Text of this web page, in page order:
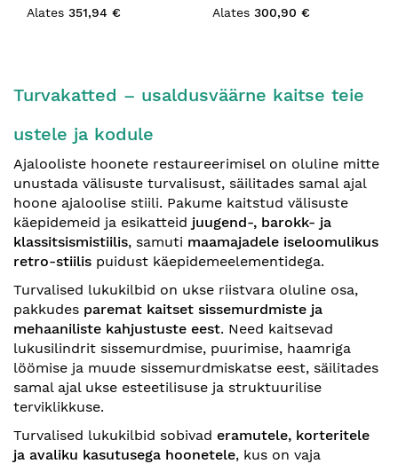
Alates 351,94 €
Alates 300,90 €
Turvakatted – usaldusväärne kaitse teie
ustele ja kodule
Ajalooliste hoonete restaureerimisel on oluline mitte
unustada välisuste turvalisust, säilitades samal ajal
hoone ajaloolise stiili. Pakume kaitstud välisuste
käepidemeid ja esikatteid juugend-, barokk- ja
klassitsismistiilis, samuti maamajadele iseloomulikus
retro-stiilis puidust käepidemeelementidega.
Turvalised lukukilbid on ukse riistvara oluline osa,
pakkudes paremat kaitset sissemurdmiste ja
mehaaniliste kahjustuste eest. Need kaitsevad
lukusilindrit sissemurdmise, puurimise, haamriga
löömise ja muude sissemurdmiskatse eest, säilitades
samal ajal ukse esteetilisuse ja struktuurilise
terviklikkuse.
Turvalised lukukilbid sobivad eramutele, korteritele
ja avaliku kasutusega hoonetele, kus on vaja